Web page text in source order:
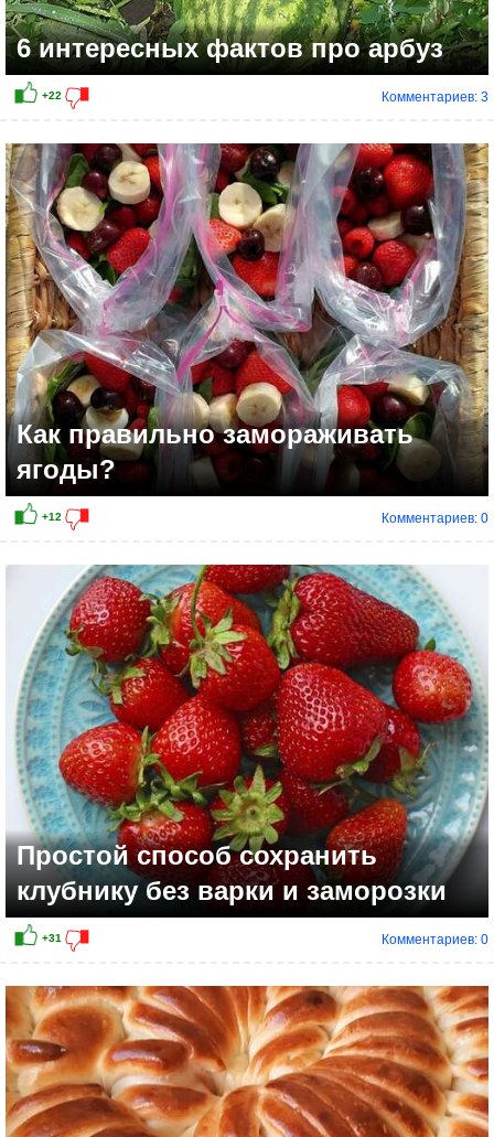
+5
6 интересных фактов про арбуз
+22
Комментариев: 3
Как правильно замораживать
ягоды?
Комментариев: 0
Простой способ сохранить
клубнику без варки и заморозки
Комментариев: 0